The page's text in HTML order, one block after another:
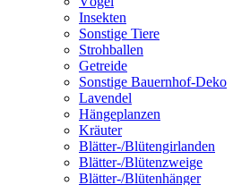
Insekten
Sonstige Tiere
Strohballen
Getreide
Sonstige Bauernhof-Deko
Lavendel
Hängeplanzen
Kräuter
Blätter-/Blütengirlanden
Blätter-/Blütenzweige
Blätter-/Blütenhänger